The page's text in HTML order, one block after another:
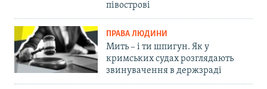
півострові
ПРАВА ЛЮДИНИ
Мить – і ти шпигун. Як у
кримських судах розглядають
звинувачення в держзраді